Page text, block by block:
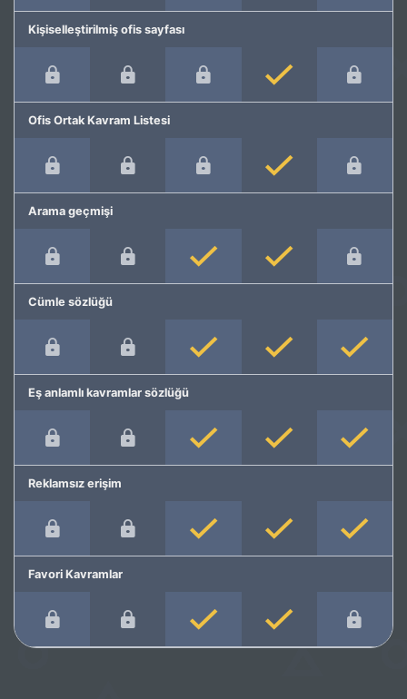
Kişiselleştirilmiş ofis sayfası
Ofis Ortak Kavram Listesi
Arama geçmişi
Cümle sözlüğü
Eş anlamlı kavramlar sözlüğü
Reklamsız erişim
Favori Kavramlar